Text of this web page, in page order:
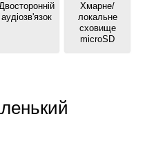
аудіозв'язок
Хмарне/
локальне
сховище
microSD